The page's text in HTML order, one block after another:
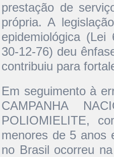
prestação de
própria. A
epidemiológica
30-12-76) deu
contribuiu para
Em seguimento à
CAMPANHA
POLIOMIELITE,
menores de 5 anos
no Brasil ocorreu